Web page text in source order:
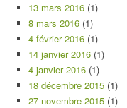
13 mars 2016 (1)
8 mars 2016 (1)
4 février 2016 (1)
14 janvier 2016 (1)
4 janvier 2016 (1)
18 décembre 2015 (1)
27 novembre 2015 (1)